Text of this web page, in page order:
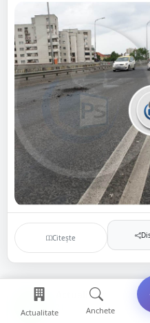
Citește
AC
Actualitate
21 mai 2020
Actualitate Anchete